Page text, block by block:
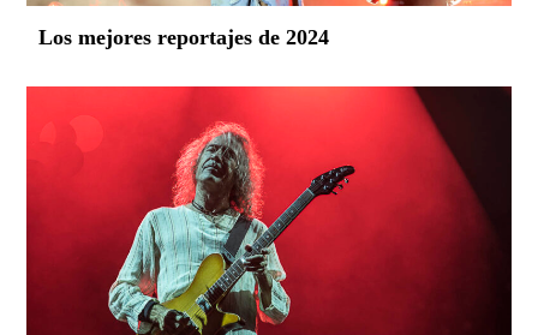
Los mejores reportajes de 2024